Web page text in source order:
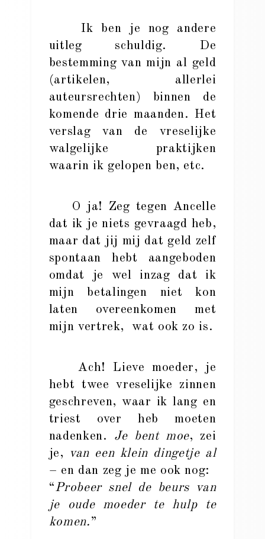
Ik ben je nog andere
uitleg schuldig. De
bestemming van mijn al geld
(artikelen, allerlei
auteursrechten) binnen de
komende drie maanden. Het
verslag van de vreselijke
walgelijke praktijken
waarin ik gelopen ben, etc.
O ja! Zeg tegen Ancelle
dat ik je niets gevraagd heb,
maar dat jij mij dat geld zelf
spontaan hebt aangeboden
omdat je wel inzag dat ik
mijn betalingen niet kon
laten overeenkomen met
mijn vertrek, wat ook zo is.
Ach! Lieve moeder, je
hebt twee vreselijke zinnen
geschreven, waar ik lang en
triest over heb moeten
nadenken. Je bent moe, zei
je, van een klein dingetje al
– en dan zeg je me ook nog:
“Probeer snel de beurs van
je oude moeder te hulp te
komen.”